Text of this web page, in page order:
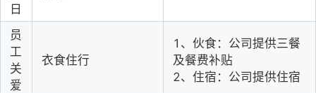
日
员
工
关
爱
衣食住行
1、伙食：公司提供三餐
及餐费补贴
2、住宿：公司提供住宿